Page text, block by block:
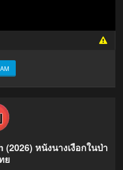
(2026) หนังนางเงือกในป่า
ย